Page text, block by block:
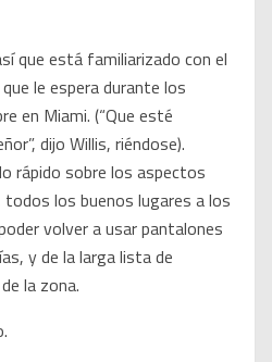
que está familiarizado con el
le espera durante los
en Miami. (“Que esté
dijo Willis, riéndose).
rápido sobre los aspectos
los buenos lugares a los
volver a usar pantalones
y de la larga lista de
la zona.